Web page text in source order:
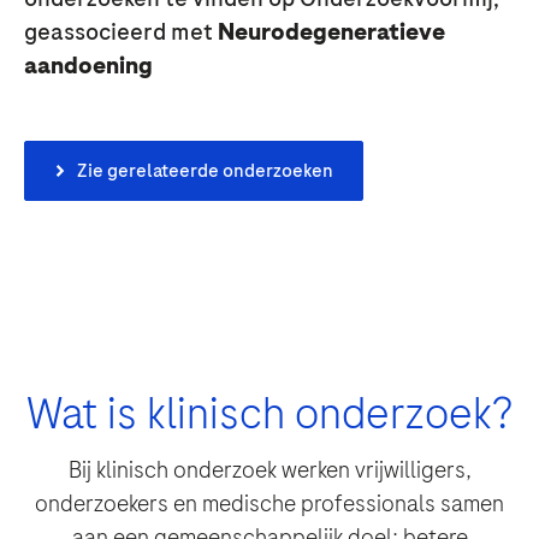
geassocieerd met Neurodegeneratieve
aandoening
Zie gerelateerde onderzoeken
Wat is klinisch onderzoek?
Bij klinisch onderzoek werken vrijwilligers,
onderzoekers en medische professionals samen
Wie bent u?
Vraag
Vraag
Hoe wilt u dat we contact met u opnemen?
Accepteren en verzenden
Accepteren en verzenden